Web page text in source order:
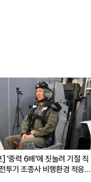
] '중력 6배'에 짓눌려 기절 직
투기 조종사 비행환경 적응훈